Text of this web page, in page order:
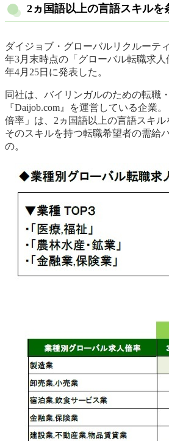
2ヵ国語以上の言語スキルを
ダイジョブ・グローバルリクルーテ
年3月末時点の「グローバル転職求人
年4月25日に発表した。
同社は、バイリンガルのための転職
『Daijob.com』を運営している企業
倍率」は、2ヵ国語以上の言語スキル
そのスキルを持つ転職希望者の需給
の。